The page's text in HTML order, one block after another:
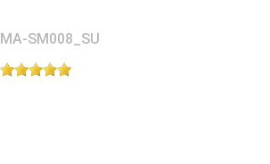
MA-SM008_SU